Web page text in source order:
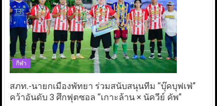
กีฬา
สภท.-นายกเมืองพัทยา ร่วมสนับสนุนทีม “บุ๊คบุฟเฟ่”
คว้าอันดับ 3 ศึกฟุตซอล “เกาะล้าน × นัควีย์ คัพ”